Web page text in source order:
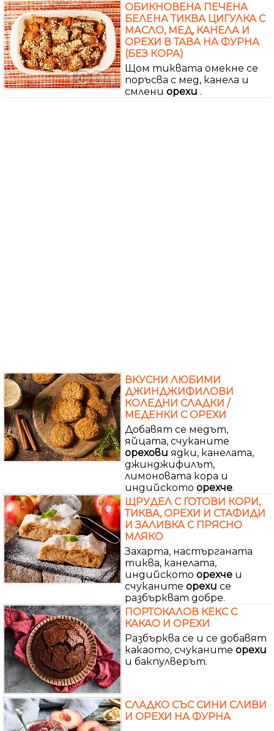
ОБИКНОВЕНА ПЕЧЕНА
БЕЛЕНА ТИКВА ЦИГУЛКА С
МАСЛО, МЕД, КАНЕЛА И
ОРЕХИ В ТАВА НА ФУРНА
(БЕЗ КОРА)
Щом тиквата омекне се
поръсва с мед, канела и
смлени орехи .
ВКУСНИ ЛЮБИМИ
ДЖИНДЖИФИЛОВИ
КОЛЕДНИ СЛАДКИ /
МЕДЕНКИ С ОРЕХИ
Добавят се медът,
яйцата, счуканите
орехови ядки, канелата,
джинджифилът,
лимоновата кора и
индийското орехче.
ЩРУДЕЛ С ГОТОВИ КОРИ,
ТИКВА, ОРЕХИ И СТАФИДИ
И ЗАЛИВКА С ПРЯСНО
МЛЯКО
Захарта, настърганата
тиква, канелата,
индийското орехче и
счуканите орехи се
разбъркват добре.
ПОРТОКАЛОВ КЕКС С
КАКАО И ОРЕХИ
Разбърква се и се добавят
какаото, счуканите орехи
и бакпулверът.
СЛАДКО СЪС СИНИ СЛИВИ
И ОРЕХИ НА ФУРНА